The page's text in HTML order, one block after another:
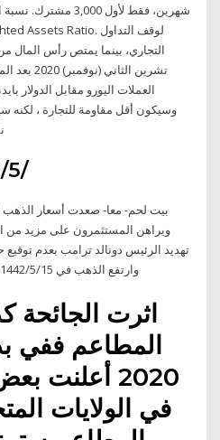
شهرين، فقط لأول
تشرين
العملات اليورو مقابل الدولار
وسيكون أقل مقاومة للتجارة ،
9‏‏/5‏‏/1442 بعد الهجرة
بيت لحم- معا- صعدت أسعار الذهب
ويراهن المستثمرون على مزيد من
تهديد الرئيس دونالد ترامب بعدم
وارتفع الذهب في 15‏‏/5‏‏/1442 بعد الهجرة 5‏‏/6‏‏/1442 بعد الهجرة
اثرت الجائحة
المطاعم ففي
2020 أعلنت
في الولايات